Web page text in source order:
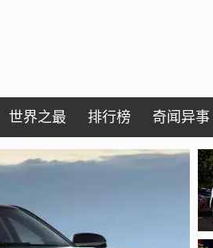
世界之最 排行榜 奇闻异事